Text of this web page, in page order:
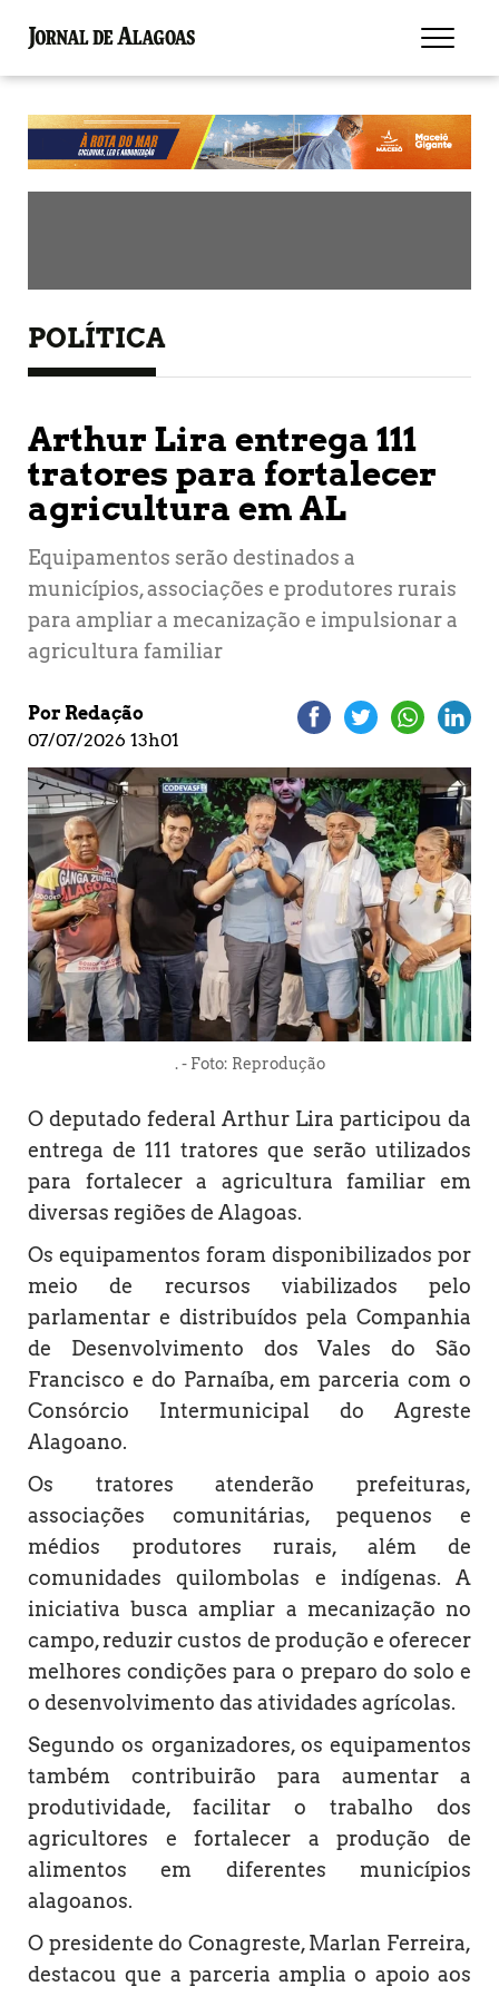
POLÍTICA
Arthur Lira entrega 111
tratores para fortalecer
agricultura em AL
Equipamentos serão destinados a
municípios, associações e produtores rurais
para ampliar a mecanização e impulsionar a
agricultura familiar
Por Redação
07/07/2026 13h01
. - Foto: Reprodução
O deputado federal Arthur Lira participou da
entrega de 111 tratores que serão utilizados
para fortalecer a agricultura familiar em
diversas regiões de Alagoas.
Os equipamentos foram disponibilizados por
meio de recursos viabilizados pelo
parlamentar e distribuídos pela Companhia
de Desenvolvimento dos Vales do São
Francisco e do Parnaíba, em parceria com o
Consórcio Intermunicipal do Agreste
Alagoano.
Os tratores atenderão prefeituras,
associações comunitárias, pequenos e
médios produtores rurais, além de
comunidades quilombolas e indígenas. A
iniciativa busca ampliar a mecanização no
campo, reduzir custos de produção e oferecer
melhores condições para o preparo do solo e
o desenvolvimento das atividades agrícolas.
Segundo os organizadores, os equipamentos
também contribuirão para aumentar a
produtividade, facilitar o trabalho dos
agricultores e fortalecer a produção de
alimentos em diferentes municípios
alagoanos.
O presidente do Conagreste, Marlan Ferreira,
destacou que a parceria amplia o apoio aos